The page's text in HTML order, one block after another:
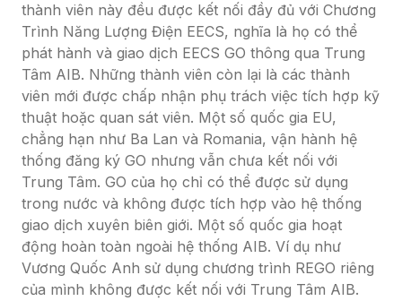
thành viên này đều được kết nối đầy đủ với Chương
Trình Năng Lượng Điện EECS, nghĩa là họ có thể
phát hành và giao dịch EECS GO thông qua Trung
Tâm AIB. Những thành viên còn lại là các thành
viên mới được chấp nhận phụ trách việc tích hợp kỹ
thuật hoặc quan sát viên. Một số quốc gia EU,
chẳng hạn như Ba Lan và Romania, vận hành hệ
thống đăng ký GO nhưng vẫn chưa kết nối với
Trung Tâm. GO của họ chỉ có thể được sử dụng
trong nước và không được tích hợp vào hệ thống
giao dịch xuyên biên giới. Một số quốc gia hoạt
động hoàn toàn ngoài hệ thống AIB. Ví dụ như
Vương Quốc Anh sử dụng chương trình REGO riêng
của mình không được kết nối với Trung Tâm AIB.